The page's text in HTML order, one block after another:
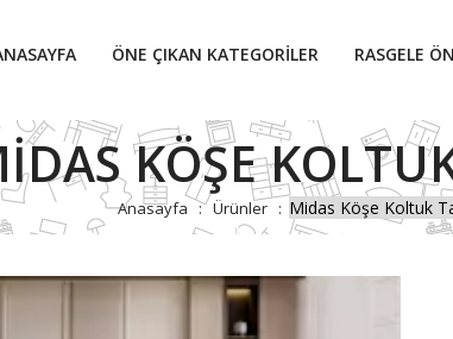
ÖNE ÇIKAN KATEGORILER RASGELE
KÖŞE
Anasayfa Ürünler Midas Köşe Koltuk